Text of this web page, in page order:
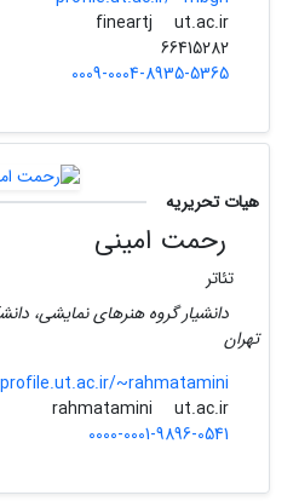
fineartj
ut.ac.ir
66415282
0009-0004-8935-5365
هیات تحریریه
رحمت امینی
تئاتر
دانشیار گروه هنرهای نمایشی،
تهران
profile.ut.ac.ir/~rahmatamini
rahmatamini
ut.ac.ir
0000-0001-9896-0541